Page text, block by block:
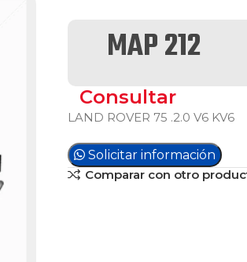
MAP 212
Consultar
LAND ROVER 75 .2.0 V6 KV6
Solicitar información
Comparar con otro